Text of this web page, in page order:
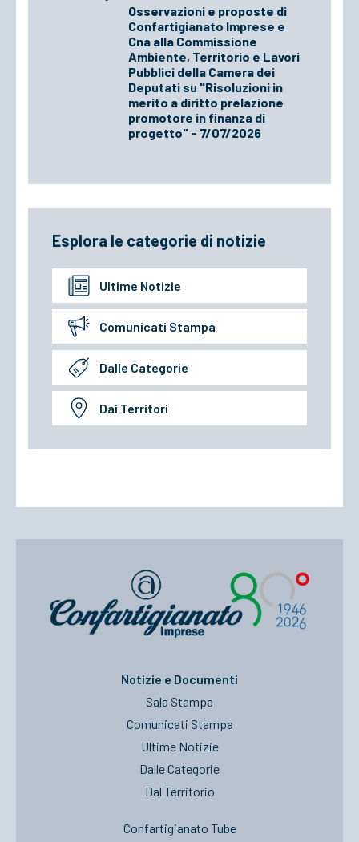
Osservazioni e proposte di
Confartigianato Imprese e
Cna alla Commissione
Ambiente, Territorio e Lavori
Pubblici della Camera dei
Deputati su "Risoluzioni in
merito a diritto prelazione
promotore in finanza di
progetto" - 7/07/2026
Esplora le categorie di notizie
Ultime Notizie
Comunicati Stampa
Dalle Categorie
Dai Territori
Notizie e Documenti
Sala Stampa
Comunicati Stampa
Ultime Notizie
Dalle Categorie
Dal Territorio
Confartigianato Tube